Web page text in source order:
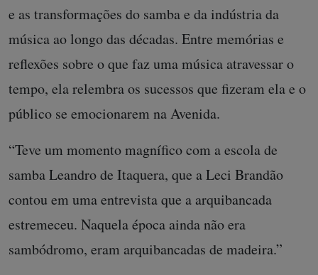
e as transformações do samba e da indústria da
música ao longo das décadas. Entre memórias e
reflexões sobre o que faz uma música atravessar o
tempo, ela relembra os sucessos que fizeram ela e o
público se emocionarem na Avenida.
“Teve um momento magnífico com a escola de
samba Leandro de Itaquera, que a Leci Brandão
contou em uma entrevista que a arquibancada
estremeceu. Naquela época ainda não era
sambódromo, eram arquibancadas de madeira.”